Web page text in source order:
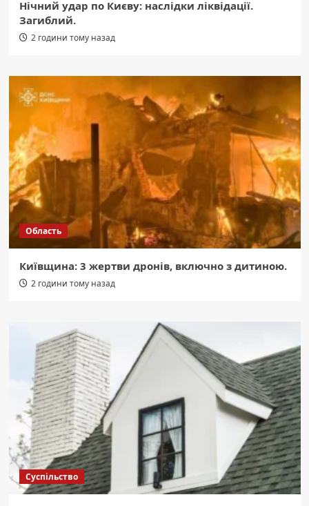
Нічний удар по Києву: наслідки ліквідації.
Загиблий.
2 години тому назад
Область
Київщина: 3 жертви дронів, включно з дитиною.
2 години тому назад
Суспільство